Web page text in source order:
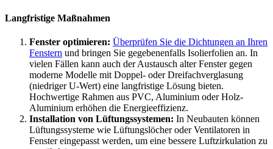
Langfristige Maßnahmen
Fenster optimieren: Überprüfen Sie die Dichtungen an Ihren
Fenstern und bringen Sie gegebenenfalls Isolierfolien an. In
vielen Fällen kann auch der Austausch alter Fenster gegen
moderne Modelle mit Doppel- oder Dreifachverglasung
(niedriger U-Wert) eine langfristige Lösung bieten.
Hochwertige Rahmen aus PVC, Aluminium oder Holz-
Aluminium erhöhen die Energieeffizienz.
Installation von Lüftungssystemen: In Neubauten können
Lüftungssysteme wie Lüftungslöcher oder Ventilatoren in
Fenster eingepasst werden, um eine bessere Luftzirkulation zu